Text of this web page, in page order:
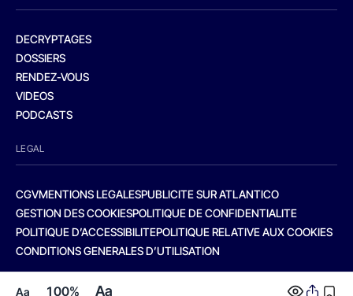
Aa 100% Aa
DECRYPTAGES
DOSSIERS
RENDEZ-VOUS
VIDEOS
PODCASTS
LEGAL
CGVMENTIONS LEGALESPUBLICITE SUR ATLANTICO
GESTION DES COOKIESPOLITIQUE DE CONFIDENTIALITE
POLITIQUE D’ACCESSIBILITEPOLITIQUE RELATIVE AUX COOKIES
CONDITIONS GENERALES D’UTILISATION